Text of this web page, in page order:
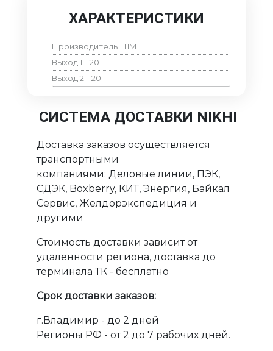
ХАРАКТЕРИСТИКИ
Производитель TIM
Выход 1
20
Выход 2
20
СИСТЕМА ДОСТАВКИ NIKHI
Доставка заказов осуществляется
транспортными
компаниями: Деловые линии, ПЭК,
СДЭК, Boxberry, КИТ, Энергия, Байкал
Сервис, Желдорэкспедиция и
другими
Стоимость доставки зависит от
удаленности региона, доставка до
терминала ТК - бесплатно
Срок доставки заказов:
г.Владимир - до 2 дней
Регионы РФ - от 2 до 7 рабочих дней.